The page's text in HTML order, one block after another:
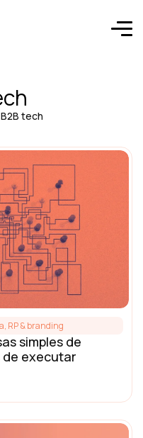
tech
RP & branding
simples de
de executar